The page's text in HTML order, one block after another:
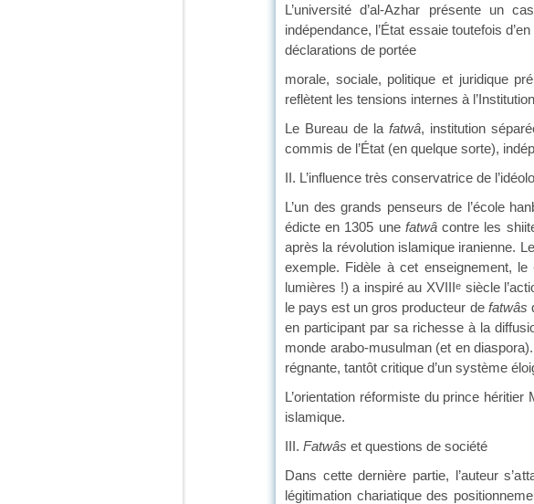
L’université d’al-Azhar présente un
indépendance, l’État essaie toutefois
déclarations de portée
morale, sociale, politique et juridique
reflètent les tensions internes à
Le Bureau de lafatwâ, institution
commis de l’État (en quelque sorte),
II. L’influence très conservatrice de
L’un des grands penseurs de l’école
édicte en 1305 une fatwâcontre les
après la révolution islamique iranienne.
exemple. Fidèle à cet enseignement,
lumières !) a inspiré au XVIIIe siècle
le pays est un gros producteur de fatwâs
en participant par sa richesse à la
monde arabo-musulman (et en
régnante, tantôt critique d’un système
L’orientation réformiste du prince
islamique.
III. Fatwâs et questions de société
Dans cette dernière partie, l’auteur
légitimation chariatique des